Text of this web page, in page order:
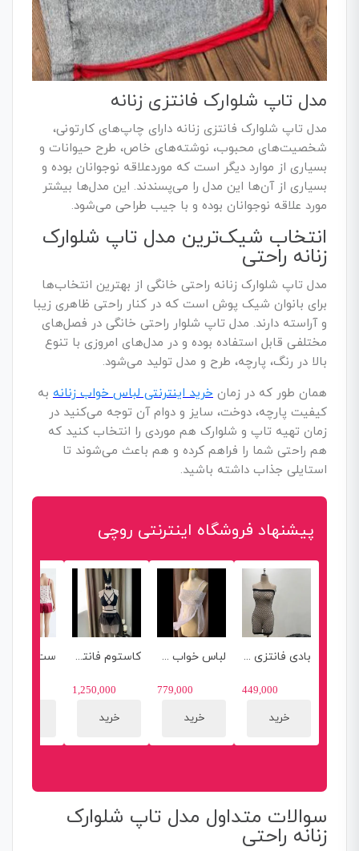
مدل تاپ شلوارک فانتزی زنانه
مدل تاپ شلوارک فانتزی زنانه دارای چاپ‌های کارتونی،
شخصیت‌های محبوب، نوشته‌های خاص، طرح حیوانات و
بسیاری از موارد دیگر است که موردعلاقه نوجوانان بوده و
بسیاری از آن‌ها این مدل را می‌پسندند. این مدل‌ها بیشتر
مورد علاقه نوجوانان بوده و با جیب طراحی می‌شود.
انتخاب شیک‌ترین مدل تاپ شلوارک
زنانه راحتی
مدل تاپ شلوارک زنانه راحتی خانگی از بهترین انتخاب‌ها
برای بانوان شیک پوش است که در کنار راحتی ظاهری زیبا
و آراسته دارند. مدل تاپ شلوار راحتی خانگی در فصل‌های
مختلفی قابل استفاده بوده و در مدل‌های امروزی با تنوع
بالا در رنگ، پارچه، طرح و مدل تولید می‌شود.
همان طور که در زمان خرید اینترنتی لباس خواب زنانه به
کیفیت پارچه، دوخت، سایز و دوام آن توجه می‌کنید در
زمان تهیه تاپ و شلوارک هم موردی را انتخاب کنید که
هم راحتی شما را فراهم کرده و هم باعث می‌شوند تا
استایلی جذاب داشته باشید.
پیشنهاد فروشگاه اینترنتی روچی
بادی فانتزی فیشنت
449,000
خرید
لباس خواب فانتزی
779,000
خرید
کاستوم فانتزی خرگوشی
1,250,000
خرید
سوالات متداول مدل تاپ شلوارک
زنانه راحتی